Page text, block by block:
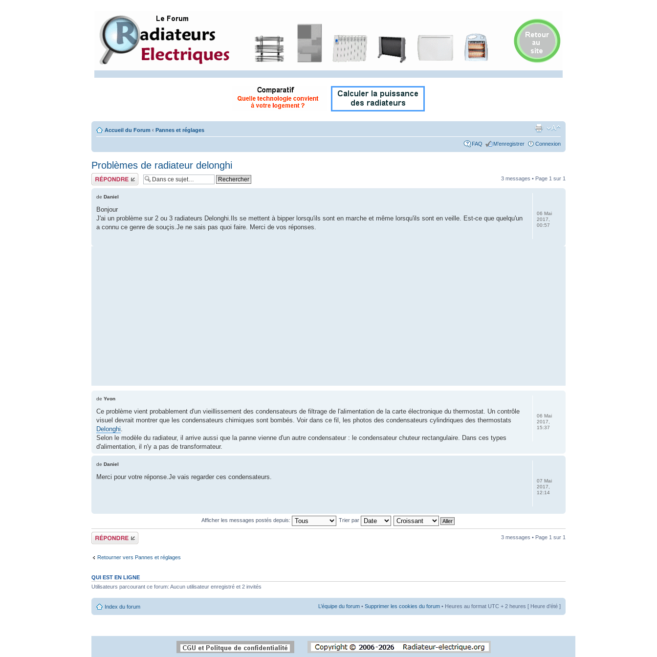
Accueil du Forum ‹ Pannes et réglages
FAQ M’enregistrer Connexion
Problèmes de radiateur delonghi
Répondre 3 messages • Page 1 sur 1
de Daniel
Bonjour
J'ai un problème sur 2 ou 3 radiateurs Delonghi.Ils se mettent à bipper lorsqu'ils sont en marche et même lorsqu'ils sont en veille. Est-ce que quelqu'un
a connu ce genre de souçis.Je ne sais pas quoi faire. Merci de vos réponses.
06 Mai
2017,
00:57
de Yvon
Ce problème vient probablement d'un vieillissement des condensateurs de filtrage de l'alimentation de la carte électronique du thermostat. Un contrôle
visuel devrait montrer que les condensateurs chimiques sont bombés. Voir dans ce fil, les photos des condensateurs cylindriques des thermostats
Delonghi.
Selon le modèle du radiateur, il arrive aussi que la panne vienne d'un autre condensateur : le condensateur chuteur rectangulaire. Dans ces types
d'alimentation, il n'y a pas de transformateur.
06 Mai
2017,
15:37
de Daniel
Merci pour votre réponse.Je vais regarder ces condensateurs.
07 Mai
2017,
12:14
Afficher les messages postés depuis: Trier par
Répondre 3 messages • Page 1 sur 1
Retourner vers Pannes et réglages
QUI EST EN LIGNE
Utilisateurs parcourant ce forum: Aucun utilisateur enregistré et 2 invités
Index du forum L’équipe du forum • Supprimer les cookies du forum • Heures au format UTC + 2 heures [ Heure d’été ]